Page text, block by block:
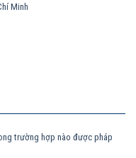
Minh
trường hợp nào được pháp